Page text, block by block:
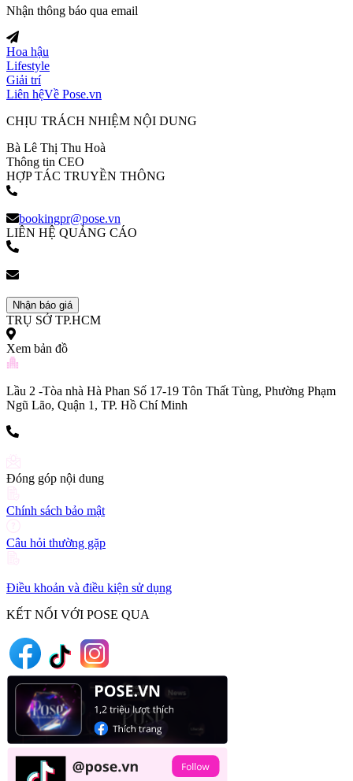
Nhận thông báo qua email
Hoa hậu
Lifestyle
Giải trí
Liên hệVề Pose.vn
CHỊU TRÁCH NHIỆM NỘI DUNG
Bà Lê Thị Thu Hoà
Thông tin CEO
HỢP TÁC TRUYỀN THÔNG
bookingpr@pose.vn
LIÊN HỆ QUẢNG CÁO
Nhận báo giá
TRỤ SỞ TP.HCM
Xem bản đồ
Lầu 2 -Tòa nhà Hà Phan Số 17-19 Tôn Thất Tùng, Phường Phạm
Ngũ Lão, Quận 1, TP. Hồ Chí Minh
Đóng góp nội dung
Chính sách bảo mật
Câu hỏi thường gặp
Điều khoản và điều kiện sử dụng
KẾT NỐI VỚI POSE QUA